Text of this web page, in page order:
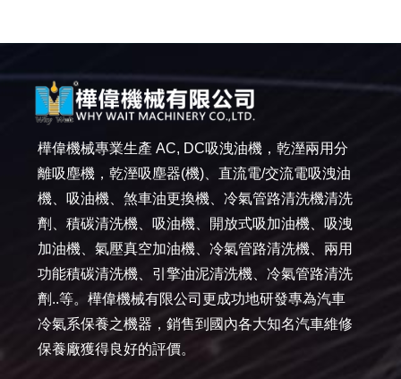
樺偉機械專業生產 AC, DC吸洩油機，乾溼兩用分
離吸塵機，乾溼吸塵器(機)、直流電/交流電吸洩油
機、吸油機、煞車油更換機、冷氣管路清洗機清洗
劑、積碳清洗機、吸油機、開放式吸加油機、吸洩
加油機、氣壓真空加油機、冷氣管路清洗機、兩用
功能積碳清洗機、引擎油泥清洗機、冷氣管路清洗
劑..等。樺偉機械有限公司更成功地研發專為汽車
冷氣系保養之機器，銷售到國內各大知名汽車維修
保養廠獲得良好的評價。